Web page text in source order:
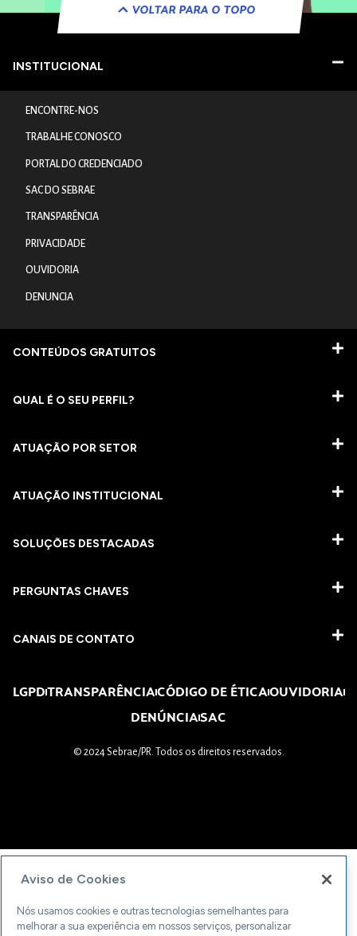
VOLTAR PARA O TOPO
INSTITUCIONAL
ENCONTRE-NOS
TRABALHE CONOSCO
PORTAL DO CREDENCIADO
SAC DO SEBRAE
TRANSPARÊNCIA
PRIVACIDADE
OUVIDORIA
DENUNCIA
CONTEÚDOS GRATUITOS
QUAL É O SEU PERFIL?
ATUAÇÃO POR SETOR
ATUAÇÃO INSTITUCIONAL
SOLUÇÕES DESTACADAS
PERGUNTAS CHAVES​
CANAIS DE CONTATO
LGPDTRANSPARÊNCIACÓDIGO DE ÉTICAOUVIDORIA
DENÚNCIASAC
© 2024 Sebrae/PR. Todos os direitos reservados.
Aviso de Cookies
Nós usamos cookies e outras tecnologias semelhantes para
melhorar a sua experiência em nossos serviços, personalizar